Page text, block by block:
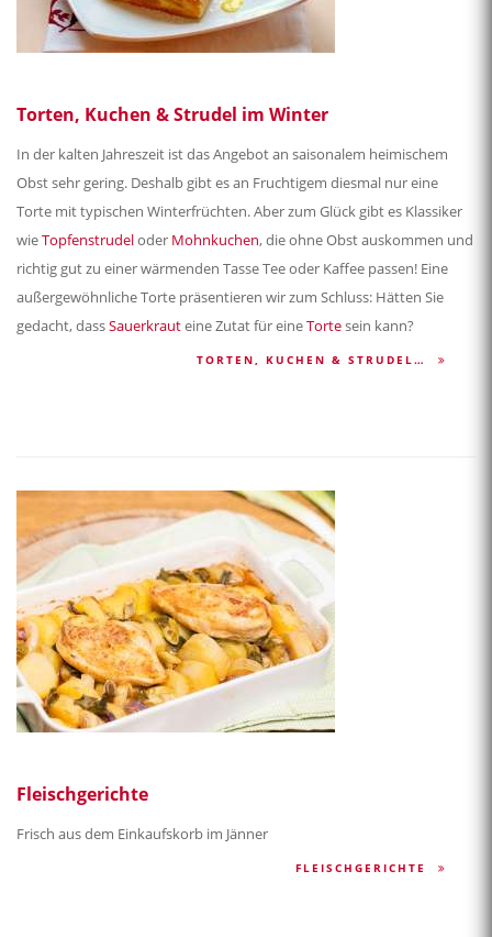
Torten, Kuchen & Strudel im Winter
In der kalten Jahreszeit ist das Angebot an saisonalem heimischem
Obst sehr gering. Deshalb gibt es an Fruchtigem diesmal nur eine
Torte mit typischen Winterfrüchten. Aber zum Glück gibt es Klassiker
wieTopfenstrudeloder Mohnkuchen, die ohne Obst auskommen und
richtig gut zu einer wärmenden Tasse Tee oder Kaffee passen! Eine
außergewöhnliche Torte präsentieren wir zum Schluss: Hätten Sie
gedacht, dassSauerkrauteine Zutat für eineTortesein kann?
TORTEN, KUCHEN & STRUDEL…
Fleischgerichte
Frisch aus dem Einkaufskorb im Jänner
FLEISCHGERICHTE